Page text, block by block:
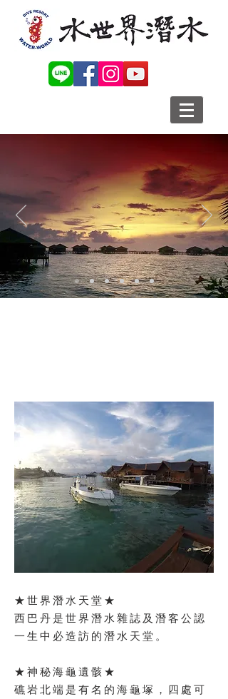
★世界潛水天堂★
西巴丹是世界潛水雜誌及潛客公認
一生中必造訪的潛水天堂。
★神秘海龜遺骸★
礁岩北端是有名的海龜塚，四處可